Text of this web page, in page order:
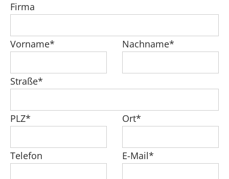
Firma
Vorname* Nachname*
Straße*
PLZ* Ort*
Telefon E-Mail*